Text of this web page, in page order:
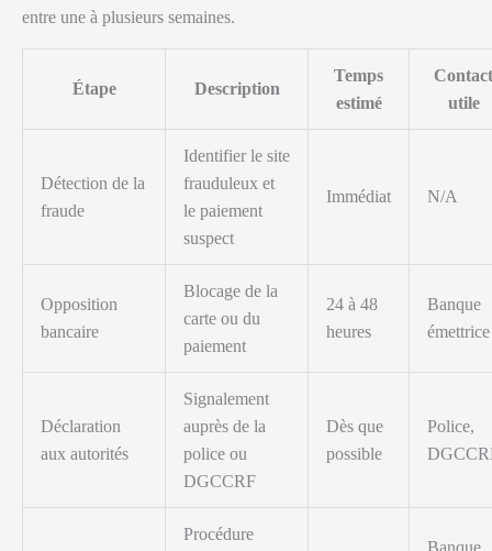
entre une à plusieurs semaines.
Étape Description
Temps
estimé
Contact
utile
Détection de la
fraude
Identifier le site
frauduleux et
le paiement
suspect
Immédiat N/A
Opposition
bancaire
Blocage de la
carte ou du
paiement
24 à 48
heures
Banque
émettrice
Déclaration
aux autorités
Signalement
auprès de la
police ou
DGCCRF
Dès que
possible
Police,
Procédure
Banque,